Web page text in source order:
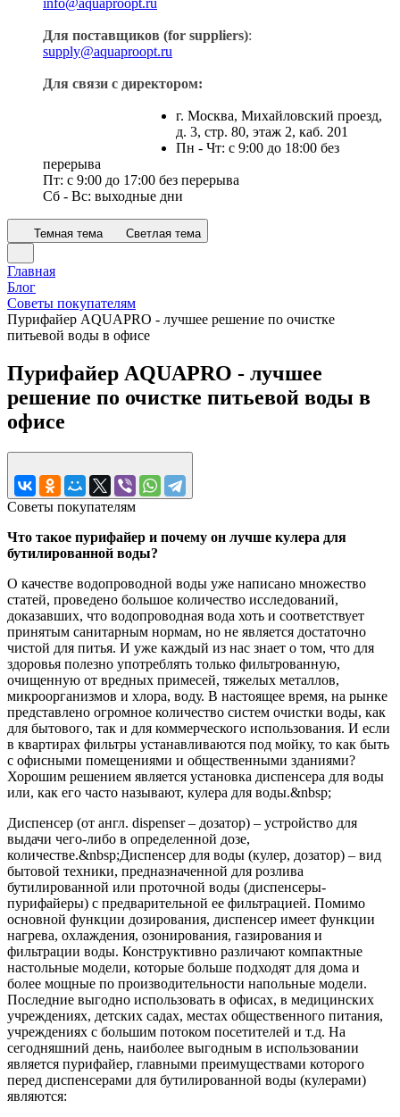
info@aquaproopt.ru
Для поставщиков (for suppliers):
supply@aquaproopt.ru
Для связи с директором:
г. Москва, Михайловский проезд,
д. 3, стр. 80, этаж 2, каб. 201
Пн - Чт: с 9:00 до 18:00 без
перерыва
Пт: с 9:00 до 17:00 без перерыва
Сб - Вс: выходные дни
Темная тема Светлая тема
Главная
Блог
Советы покупателям
Пурифайер AQUAPRO - лучшее решение по очистке
питьевой воды в офисе
Пурифайер AQUAPRO - лучшее
решение по очистке питьевой воды в
офисе
Советы покупателям
Что такое пурифайер и почему он лучше кулера для
бутилированной воды?
О качестве водопроводной воды уже написано множество
статей, проведено большое количество исследований,
доказавших, что водопроводная вода хоть и соответствует
принятым санитарным нормам, но не является достаточно
чистой для питья. И уже каждый из нас знает о том, что для
здоровья полезно употреблять только фильтрованную,
очищенную от вредных примесей, тяжелых металлов,
микроорганизмов и хлора, воду. В настоящее время, на рынке
представлено огромное количество систем очистки воды, как
для бытового, так и для коммерческого использования. И если
в квартирах фильтры устанавливаются под мойку, то как быть
с офисными помещениями и общественными зданиями?
Хорошим решением является установка диспенсера для воды
или, как его часто называют, кулера для воды.&nbsp;
Диспенсер (от англ. dispenser – дозатор) – устройство для
выдачи чего-либо в определенной дозе,
количестве.&nbsp;Диспенсер для воды (кулер, дозатор) – вид
бытовой техники, предназначенной для розлива
бутилированной или проточной воды (диспенсеры-
пурифайеры) с предварительной ее фильтрацией. Помимо
основной функции дозирования, диспенсер имеет функции
нагрева, охлаждения, озонирования, газирования и
фильтрации воды. Конструктивно различают компактные
настольные модели, которые больше подходят для дома и
более мощные по производительности напольные модели.
Последние выгодно использовать в офисах, в медицинских
учреждениях, детских садах, местах общественного питания,
учреждениях с большим потоком посетителей и т.д. На
сегодняшний день, наиболее выгодным в использовании
является пурифайер, главными преимуществами которого
перед диспенсерами для бутилированной воды (кулерами)
являются: